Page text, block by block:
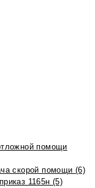
помощи
скорой помощи (6)
1165н (5)